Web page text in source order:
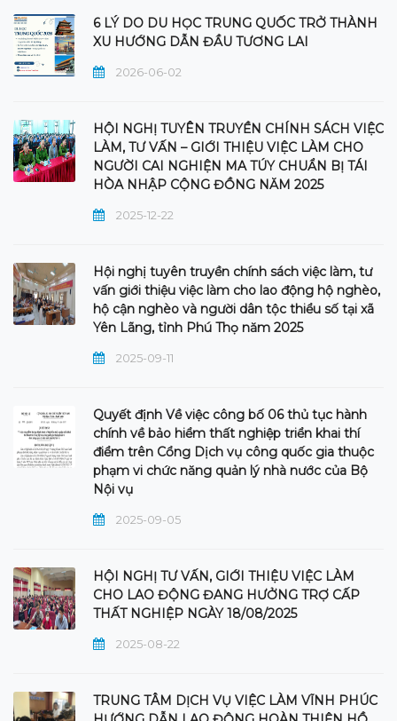
6 LÝ DO DU HỌC TRUNG QUỐC TRỞ THÀNH
XU HƯỚNG DẪN ĐẦU TƯƠNG LAI
2026-06-02
HỘI NGHỊ TUYÊN TRUYỀN CHÍNH SÁCH VIỆC
LÀM, TƯ VẤN – GIỚI THIỆU VIỆC LÀM CHO
NGƯỜI CAI NGHIỆN MA TÚY CHUẨN BỊ TÁI
HÒA NHẬP CỘNG ĐỒNG NĂM 2025
2025-12-22
Hội nghị tuyên truyền chính sách việc làm, tư
vấn giới thiệu việc làm cho lao động hộ nghèo,
hộ cận nghèo và người dân tộc thiểu số tại xã
Yên Lãng, tỉnh Phú Thọ năm 2025
2025-09-11
Quyết định Về việc công bố 06 thủ tục hành
chính về bảo hiểm thất nghiệp triển khai thí
điểm trên Cổng Dịch vụ công quốc gia thuộc
phạm vi chức năng quản lý nhà nước của Bộ
Nội vụ
2025-09-05
HỘI NGHỊ TƯ VẤN, GIỚI THIỆU VIỆC LÀM
CHO LAO ĐỘNG ĐANG HƯỞNG TRỢ CẤP
THẤT NGHIỆP NGÀY 18/08/2025
2025-08-22
TRUNG TÂM DỊCH VỤ VIỆC LÀM VĨNH PHÚC